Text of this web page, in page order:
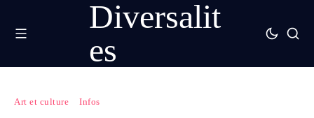
Diversalit
es
Art et culture Infos